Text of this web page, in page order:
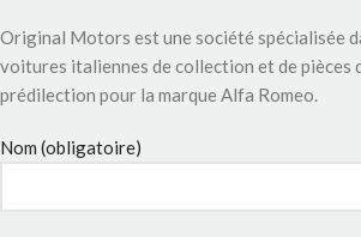
Original Motors est une société spécialisée
voitures italiennes de collection et de pièces
prédilection pour la marque Alfa Romeo.
Nom (obligatoire)